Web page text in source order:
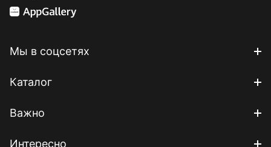
Мы в соцсетях
Каталог
Важно
Интересно